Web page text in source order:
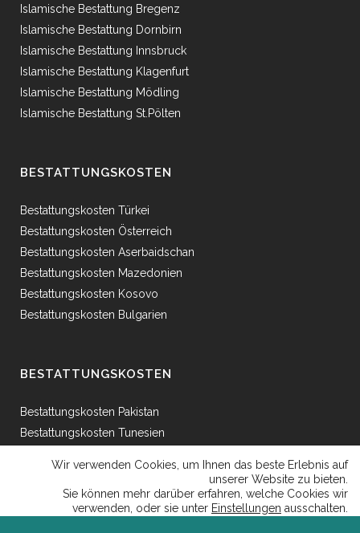
Islamische Bestattung Bregenz
Islamische Bestattung Dornbirn
Islamische Bestattung Innsbruck
Islamische Bestattung Klagenfurt
Islamische Bestattung Mödling
Islamische Bestattung St.Pölten
BESTATTUNGSKOSTEN
Bestattungskosten Türkei
Bestattungskosten Österreich
Bestattungskosten Aserbaidschan
Bestattungskosten Mazedonien
Bestattungskosten Kosovo
Bestattungskosten Bulgarien
BESTATTUNGSKOSTEN
Bestattungskosten Pakistan
Bestattungskosten Tunesien
Bestattungskosten Griechenland
Bestattungskosten Bosnien
Bestattungskosten Afganhistan
Wir verwenden Cookies, um Ihnen das beste Erlebnis auf
unserer Website zu bieten.
Sie können mehr darüber erfahren, welche Cookies wir
verwenden, oder sie unter Einstellungen ausschalten.